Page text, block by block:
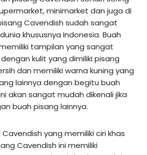
minimarket dan juga di
Cavendish sudah sangat
khususnya Indonesia. Buah
tampilan yang sangat
kulit yang dimiliki pisang
dan memiliki warna kuning yang
lainnya dengan begitu buah
akan sangat mudah dikenali jika
buah pisang lainnya.
yang memiliki ciri khas
Cavendish ini memiliki